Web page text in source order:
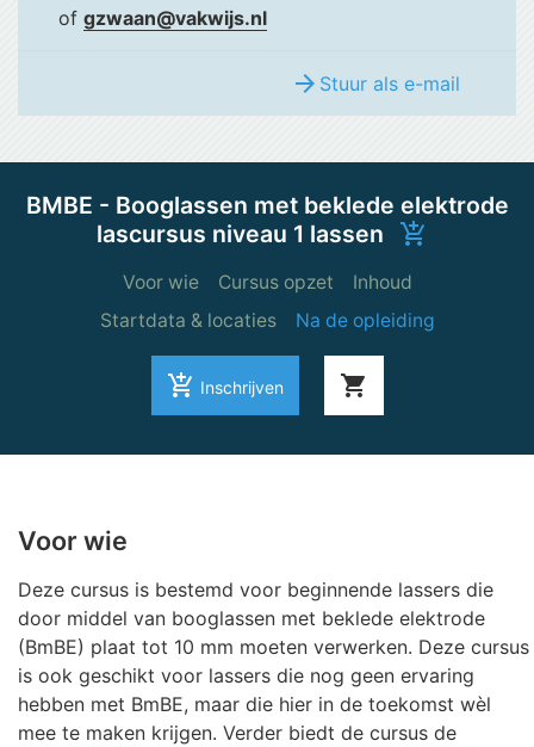
of gzwaan@vakwijs.nl
arrow_forward Stuur als e-mail
BMBE - Booglassen met beklede elektrode
lascursus niveau 1 lassen
add_shopping_cart
Voor wie Cursus opzet
Inhoud
Startdata & locaties
Na de opleiding
add_shopping_cart Inschrijven shopping_cart
Voor wie
Deze cursus is bestemd voor beginnende lassers die
door middel van booglassen met beklede elektrode
(BmBE) plaat tot 10 mm moeten verwerken. Deze cursus
is ook geschikt voor lassers die nog geen ervaring
hebben met BmBE, maar die hier in de toekomst wèl
mee te maken krijgen. Verder biedt de cursus de